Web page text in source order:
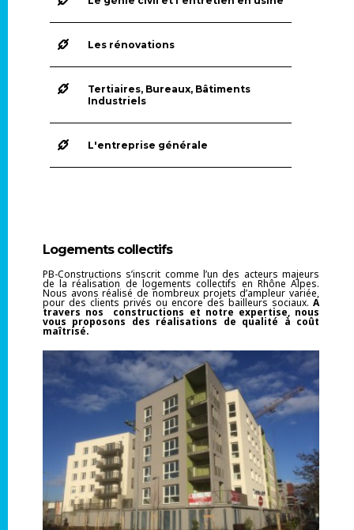
Les rénovations
Tertiaires, Bureaux, Bâtiments
Industriels
L'entreprise générale
Logements collectifs
PB-Constructions s’inscrit comme l’un des acteurs majeurs
de la réalisation de logements collectifs en Rhône Alpes.
Nous avons réalisé de nombreux projets d’ampleur variée,
pour des clients privés ou encore des bailleurs sociaux.A
travers nos constructions et notre expertise, nous
vous proposons des réalisations de qualité à coût
maîtrisé.